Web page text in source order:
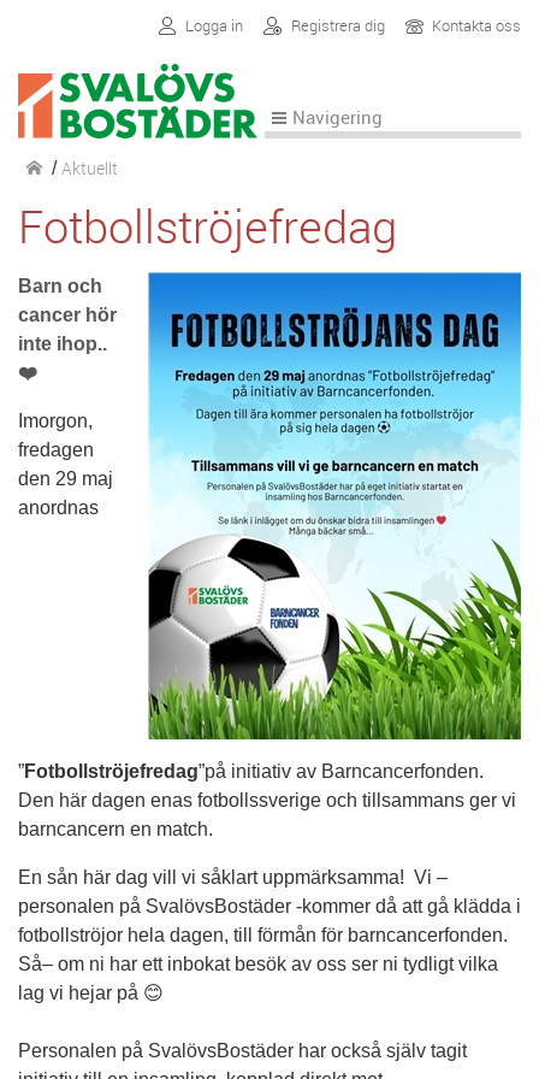
Logga in Registrera dig Kontakta oss
Navigering
/ Aktuellt
Fotbollströjefredag
Barn och
cancer hör
inte ihop..
❤️
Imorgon,
fredagen
den 29 maj
anordnas
”Fotbollströjefredag”på initiativ av Barncancerfonden.
Den här dagen enas fotbollssverige och tillsammans ger vi
barncancern en match.
En sån här dag vill vi såklart uppmärksamma! Vi –
personalen på SvalövsBostäder -kommer då att gå klädda i
fotbollströjor hela dagen, till förmån för barncancerfonden.
Så– om ni har ett inbokat besök av oss ser ni tydligt vilka
lag vi hejar på 😊
Personalen på SvalövsBostäder har också själv tagit